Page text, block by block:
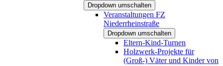
Dropdown umschalten
Veranstaltungen FZ
Niederrheinstraße
Dropdown umschalten
Eltern-Kind-Turnen
Holzwerk-Projekte für
(Groß-) Väter und Kinder von